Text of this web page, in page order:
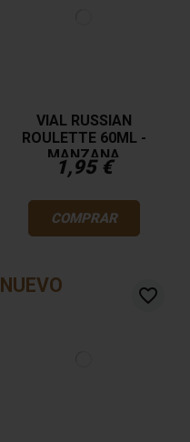
VIAL RUSSIAN
ROULETTE 60ML -
MANZANA
1,95 €
COMPRAR
NUEVO favorite_border